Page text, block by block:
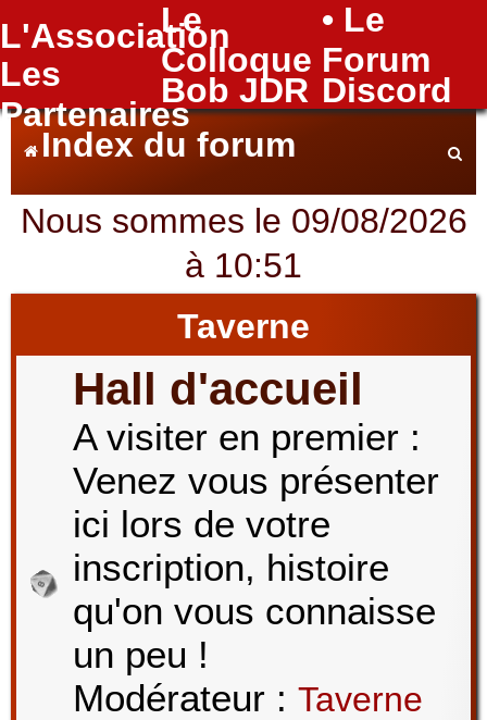
L'Association
Le
Colloque
• Le
Forum
Les
Partenaires
Bob JDR Discord
FAQ
Index du forum
e
Nous sommes le 09/08/2026
à 10:51
Taverne
Hall d'accueil
A visiter en premier :
Venez vous présenter
ici lors de votre
inscription, histoire
qu'on vous connaisse
un peu !
Modérateur : Taverne